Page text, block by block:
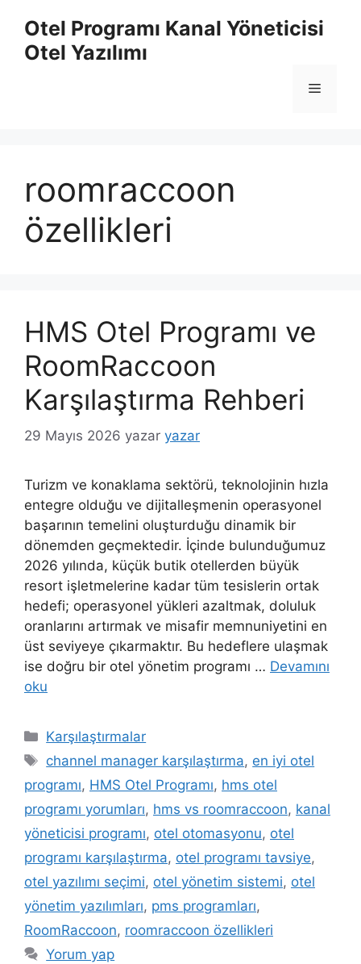
Otel Programı Kanal Yöneticisi
Otel Yazılımı
Menü
roomraccoon
özellikleri
HMS Otel Programı ve
RoomRaccoon
Karşılaştırma Rehberi
29 Mayıs 2026 yazar yazar
Turizm ve konaklama sektörü, teknolojinin hızla
entegre olduğu ve dijitalleşmenin operasyonel
başarının temelini oluşturduğu dinamik bir
dönemden geçmektedir. İçinde bulunduğumuz
2026 yılında, küçük butik otellerden büyük
resort işletmelerine kadar tüm tesislerin ortak
hedefi; operasyonel yükleri azaltmak, doluluk
oranlarını artırmak ve misafir memnuniyetini en
üst seviyeye çıkarmaktır. Bu hedeflere ulaşmak
ise doğru bir otel yönetim programı … Devamını
oku
Kategoriler
Karşılaştırmalar
Etiketler
channel manager karşılaştırma, en iyi otel
programı, HMS Otel Programı, hms otel
programı yorumları, hms vs roomraccoon, kanal
yöneticisi programı, otel otomasyonu, otel
programı karşılaştırma, otel programı tavsiye,
otel yazılımı seçimi, otel yönetim sistemi, otel
yönetim yazılımları, pms programları,
RoomRaccoon, roomraccoon özellikleri
Yorum yap